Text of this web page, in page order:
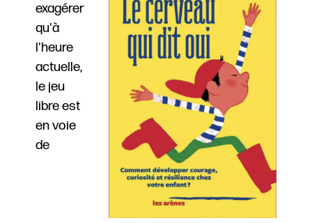
exagérer
qu'à
l'heure
actuelle,
le jeu
libre est
en voie
de